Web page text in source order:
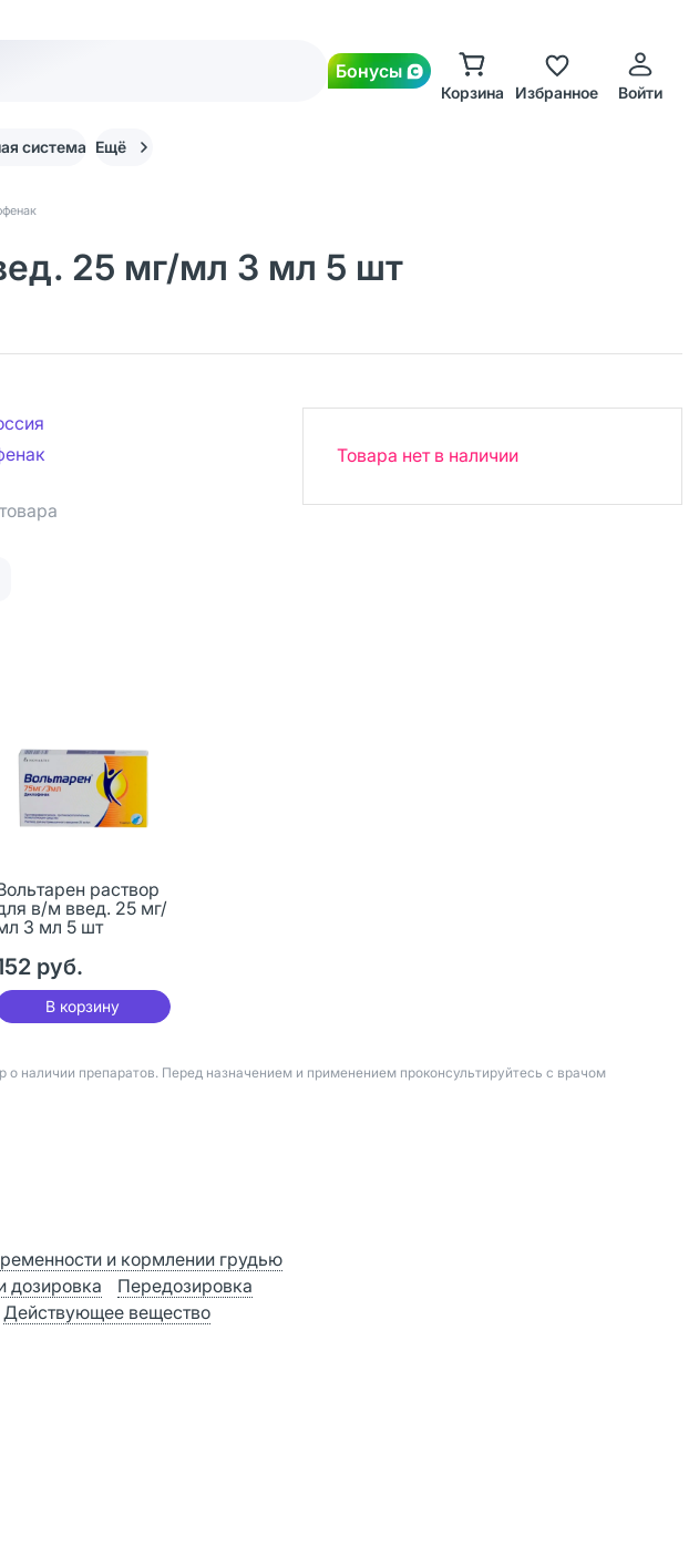
Бонусы
Корзина Избранное Войти
система Ещё
25 мг/мл 3 мл 5 шт
Товара нет в наличии
раствор
в/м введ. 25 мг/
3 мл 5 шт
руб.
В корзину
о наличии препаратов. Перед назначением и применением проконсультируйтесь с врачом
и кормлении грудью
дозировка
Передозировка
Действующее вещество